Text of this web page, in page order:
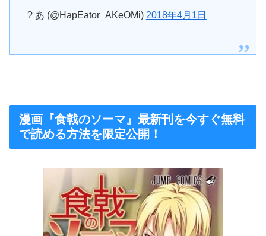
? あ (@HapEator_AKeOMi) 2018年4月1日
漫画『食戟のソーマ』最新刊を今すぐ無料
で読める方法を限定公開！